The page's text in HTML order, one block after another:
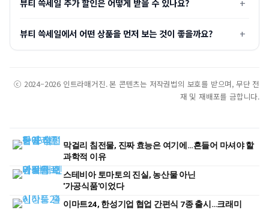
뷰티 쓱세일 추가 할인은 어떻게 받을 수 있나요?
뷰티 쓱세일에서 어떤 상품을 먼저 보는 것이 좋을까요?
ⓒ 2024–2026 인트라매거진. 본 콘텐츠는 저작권법의 보호를 받으며, 무단 전
재 및 재배포를 금합니다.
막걸리 침전물, 진짜 효능은 여기에…흔들어 마셔야 할
과학적 이유
스테비아 토마토의 진실, 농산물 아닌
'가공식품'이었다
이마트24, 한성기업 협업 간편식 7종 출시…크래미